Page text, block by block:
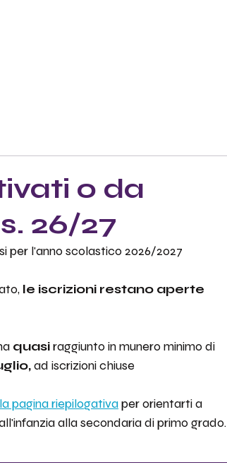
o da
26/27
per l'anno scolastico 2026/2027
le iscrizioni restano aperte
quasi raggiunto in munero minimo di
ad iscrizioni chiuse
pagina riepilogativa per orientarti a
alla secondaria di primo grado.